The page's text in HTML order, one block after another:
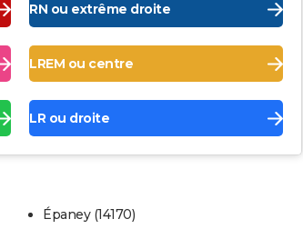
RN ou extrême droite
LREM ou centre
LR ou droite
Épaney (14170)